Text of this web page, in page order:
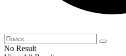
No Result